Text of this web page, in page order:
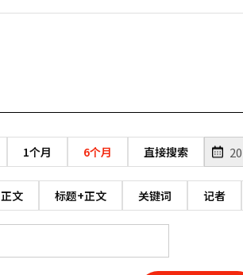
1个月 6个月 直接搜索
正文 标题+正文 关键词 记者